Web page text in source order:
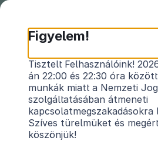
2020. évi
a sportról szóló2004. évi
járadékkal összefüggő
Hatályos: 2020. 07. 17. –
Figyelem!
Tisztelt Felhasználóink!
án 22:00 és 22:30 óra
munkák miatt a Nemzeti
szolgáltatásában átmeneti
kapcsolatmegszakadásokra
Szíves türelmüket és
köszönjük!